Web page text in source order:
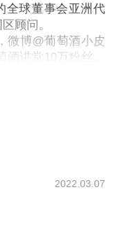
全球董事会亚洲代
顾问。
微博@葡萄酒小皮
讲堂10万粉丝。
思维》播放过15
2022.03.07